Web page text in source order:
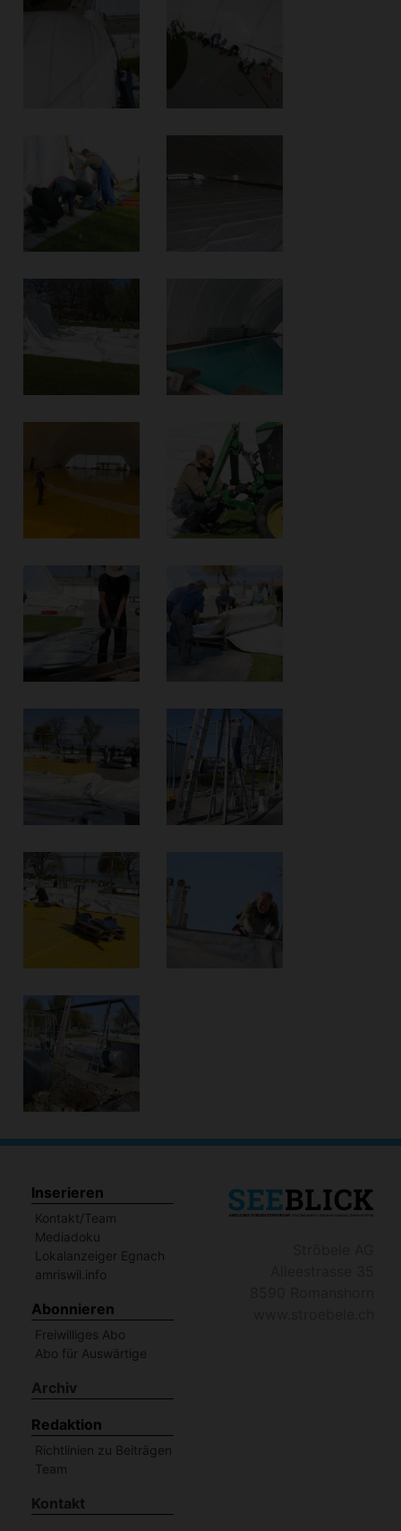
Inserieren
Kontakt/Team
Mediadoku
Lokalanzeiger Egnach
amriswil.info
Abonnieren
Freiwilliges Abo
Abo für Auswärtige
Archiv
Redaktion
Richtlinien zu Beiträgen
Team
Kontakt